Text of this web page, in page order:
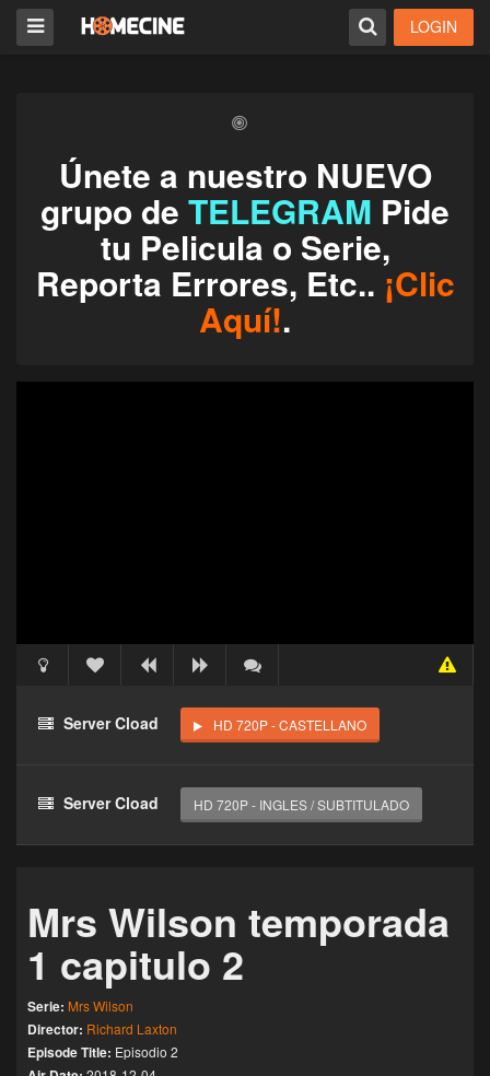
LOGIN
Únete a nuestro NUEVO
grupo de TELEGRAM Pide
tu Pelicula o Serie,
Reporta Errores, Etc.. ¡Clic
Aquí!.
Haz clic 3 veces en el botón para desbloquear este
reproductor
Clic 1 - Abrir primer enlace
Server Cload HD 720P - CASTELLANO
Server Cload HD 720P - INGLES / SUBTITULADO
Mrs Wilson temporada
1 capitulo 2
Serie: Mrs Wilson
Director: Richard Laxton
Episode Title: Episodio 2